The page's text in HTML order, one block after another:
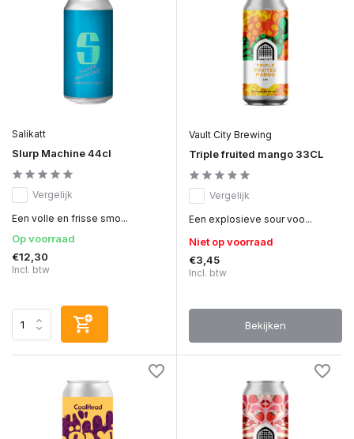
Salikatt
Slurp Machine 44cl
Vergelijk
Een volle en frisse smo...
Op voorraad
€12,30
Incl. btw
Vault City Brewing
Triple fruited mango 33CL
Vergelijk
Een explosieve sour voo...
Niet op voorraad
€3,45
Incl. btw
Bekijken